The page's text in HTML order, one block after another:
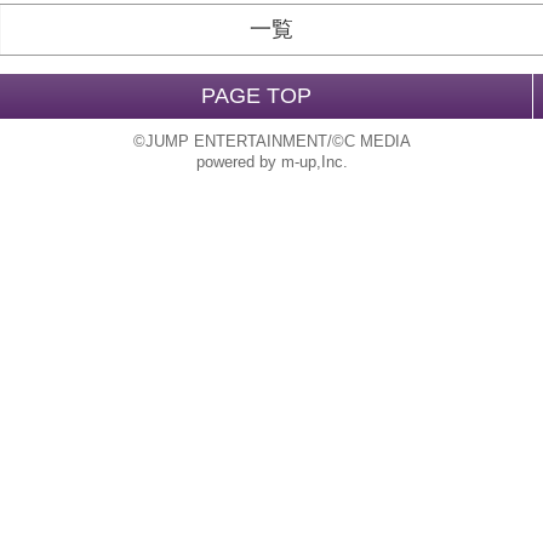
一覧
PAGE TOP
©JUMP ENTERTAINMENT/©C MEDIA
powered by m-up,Inc.